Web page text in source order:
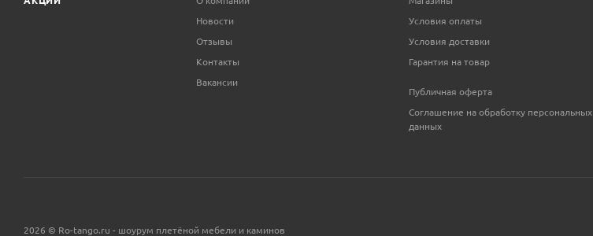
Новости
Отзывы
Контакты
Вакансии
Условия оплаты
Условия доставки
Гарантия на товар
Публичная оферта
Соглашение на обработку персональных
данных
2026 © Ro-tango.ru - шоурум плетёной мебели и каминов